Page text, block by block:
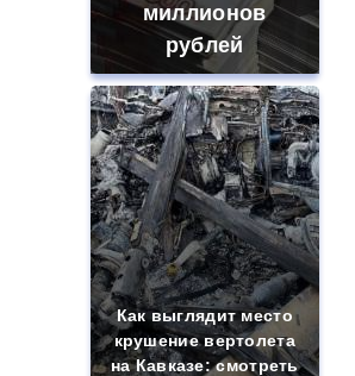
миллионов
рублей
Как выглядит место
крушение вертолета
на Кавказе: смотреть